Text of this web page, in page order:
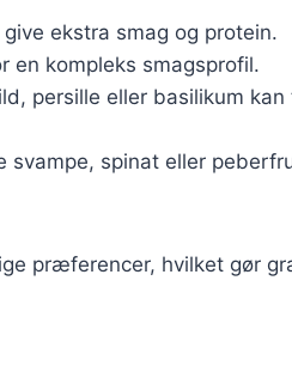
ekstra smag og protein.
en kompleks smagsprofil.
persille eller basilikum kan
svampe, spinat eller
præferencer, hvilket gør